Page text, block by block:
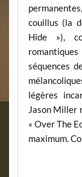
couillus (la
Hide »),
séquences
légères
Jason Miller
« Over The
maximum.